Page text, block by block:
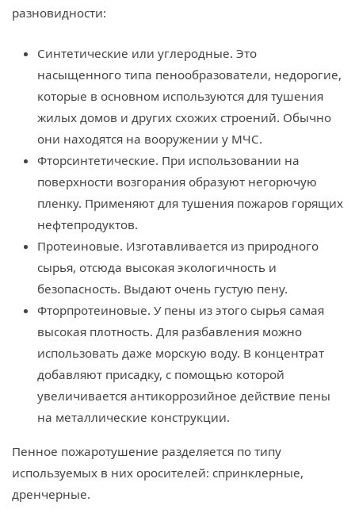
разновидности:
Синтетические или углеродные. Это
насыщенного типа пенообразователи, недорогие,
которые в основном используются для тушения
жилых домов и других схожих строений. Обычно
они находятся на вооружении у МЧС.
Фторсинтетические. При использовании на
поверхности возгорания образуют негорючую
пленку. Применяют для тушения пожаров горящих
нефтепродуктов.
Протеиновые. Изготавливается из природного
сырья, отсюда высокая экологичность и
безопасность. Выдают очень густую пену.
Фторпротеиновые. У пены из этого сырья самая
высокая плотность. Для разбавления можно
использовать даже морскую воду. В концентрат
добавляют присадку, с помощью которой
увеличивается антикоррозийное действие пены
на металлические конструкции.
Пенное пожаротушение разделяется по типу
используемых в них оросителей: спринклерные,
дренчерные.